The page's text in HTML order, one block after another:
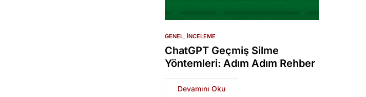
GENEL İNCELEME
ChatGPT Geçmiş Silme
Yöntemleri: Adım Adım Rehber
Devamını Oku